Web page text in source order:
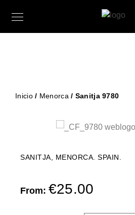
Inicio/ Menorca / Sanitja 9780
SANITJA, MENORCA. SPAIN.
From: €25.00